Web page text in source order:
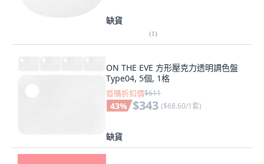
缺貨
(1)
ON THE EVE 方形壓克力透明調色盤
Type04, 5個, 1格
首購折扣價$611
43% $343 ($68.60/1套)
缺貨